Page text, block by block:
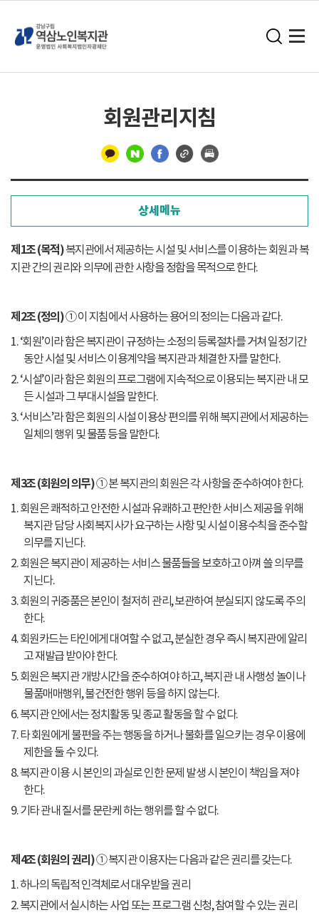
회원관리지침
상세메뉴
제1조 (목적)복지관에서 제공하는 시설 및 서비스를 이용하는 회원과 복
지관 간의 권리와 의무에 관한 사항을 정함을 목적으로 한다.
제2조 (정의)① 이 지침에서 사용하는 용어의 정의는 다음과 같다.
1. ‘회원’이라 함은 복지관이 규정하는 소정의 등록절차를 거쳐 일정기간
동안 시설 및 서비스 이용계약을 복지관과 체결한 자를 말한다.
2. ‘시설’이라 함은 회원의 프로그램에 지속적으로 이용되는 복지관 내 모
든 시설과 그 부대시설을 말한다.
3. ‘서비스’라 함은 회원의 시설 이용상 편의를 위해 복지관에서 제공하는
일체의 행위 및 물품 등을 말한다.
제3조 (회원의 의무)① 본 복지관의 회원은 각 사항을 준수하여야 한다.
1. 회원은 쾌적하고 안전한 시설과 유쾌하고 편안한 서비스 제공을 위해
복지관 담당 사회복지사가 요구하는 사항 및 시설 이용수칙을 준수할
의무를 지닌다.
2. 회원은 복지관이 제공하는 서비스 물품들을 보호하고 아껴 쓸 의무를
지닌다.
3. 회원의 귀중품은 본인이 철저히 관리, 보관하여 분실되지 않도록 주의
한다.
4. 회원카드는 타인에게 대여할 수 없고, 분실한 경우 즉시 복지관에 알리
고 재발급 받아야 한다.
5. 회원은 복지관 개방시간을 준수하여야 하고, 복지관 내 사행성 놀이나
물품매매행위, 불건전한 행위 등을 하지 않는다.
6. 복지관 안에서는 정치활동 및 종교 활동을 할 수 없다.
7. 타 회원에게 불편을 주는 행동을 하거나 불화를 일으키는 경우 이용에
제한을 둘 수 있다.
8. 복지관 이용 시 본인의 과실로 인한 문제 발생 시 본인이 책임을 져야
한다.
9. 기타 관내 질서를 문란케 하는 행위를 할 수 없다.
제4조 (회원의 권리)① 복지관 이용자는 다음과 같은 권리를 갖는다.
1. 하나의 독립적 인격체로서 대우받을 권리
2. 복지관에서 실시하는 사업 또는 프로그램 신청, 참여할 수 있는 권리